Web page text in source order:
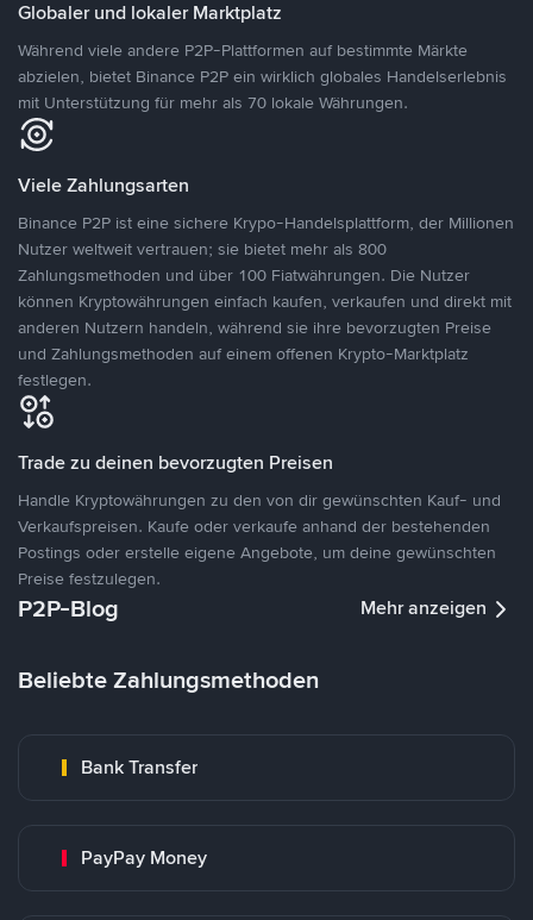
Globaler und lokaler Marktplatz
Während viele andere P2P-Plattformen auf bestimmte Märkte
abzielen, bietet Binance P2P ein wirklich globales Handelserlebnis
mit Unterstützung für mehr als 70 lokale Währungen.
Viele Zahlungsarten
Binance P2P ist eine sichere Krypo-Handelsplattform, der Millionen
Nutzer weltweit vertrauen; sie bietet mehr als 800
Zahlungsmethoden und über 100 Fiatwährungen. Die Nutzer
können Kryptowährungen einfach kaufen, verkaufen und direkt mit
anderen Nutzern handeln, während sie ihre bevorzugten Preise
und Zahlungsmethoden auf einem offenen Krypto-Marktplatz
festlegen.
Trade zu deinen bevorzugten Preisen
Handle Kryptowährungen zu den von dir gewünschten Kauf- und
Verkaufspreisen. Kaufe oder verkaufe anhand der bestehenden
Postings oder erstelle eigene Angebote, um deine gewünschten
Preise festzulegen.
P2P-Blog Mehr anzeigen
Beliebte Zahlungsmethoden
Bank Transfer
PayPay Money